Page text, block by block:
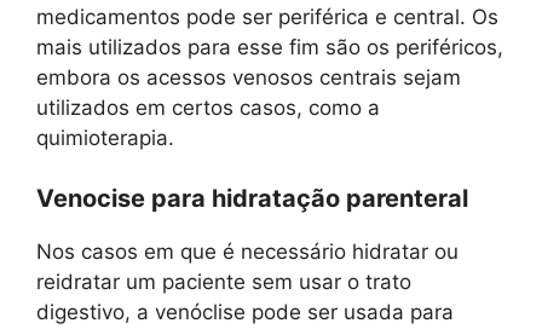
medicamentos pode ser periférica e central. Os
mais utilizados para esse fim são os periféricos,
embora os acessos venosos centrais sejam
utilizados em certos casos, como a
quimioterapia.
Venocise para hidratação parenteral
Nos casos em que é necessário hidratar ou
reidratar um paciente sem usar o trato
digestivo, a venóclise pode ser usada para